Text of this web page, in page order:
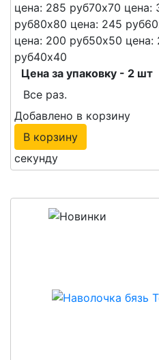
цена: 285 руб70х70 цена:
руб80х80 цена: 245 руб
цена: 200 руб50х50 цена:
руб40х40
Цена за упаковку - 2 шт
Все раз.
Добавлено в корзину
В корзину
секунду